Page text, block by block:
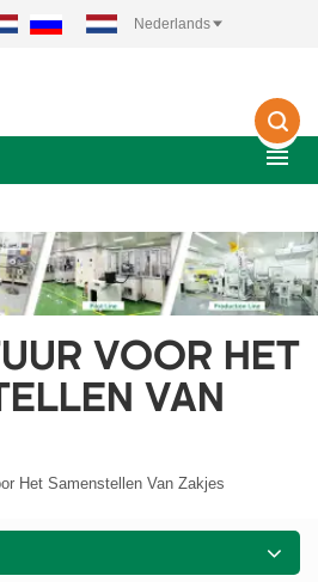
Nederlands
VOOR HET
VAN
Het Samenstellen Van Zakjes